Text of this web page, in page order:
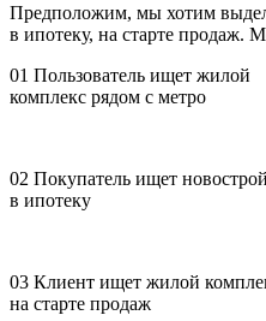
Предположим, мы хотим
в ипотеку, на старте продаж.
01 Пользователь ищет жилой
комплекс рядом с метро
02 Покупатель ищет
в ипотеку
03 Клиент ищет жилой
на старте продаж